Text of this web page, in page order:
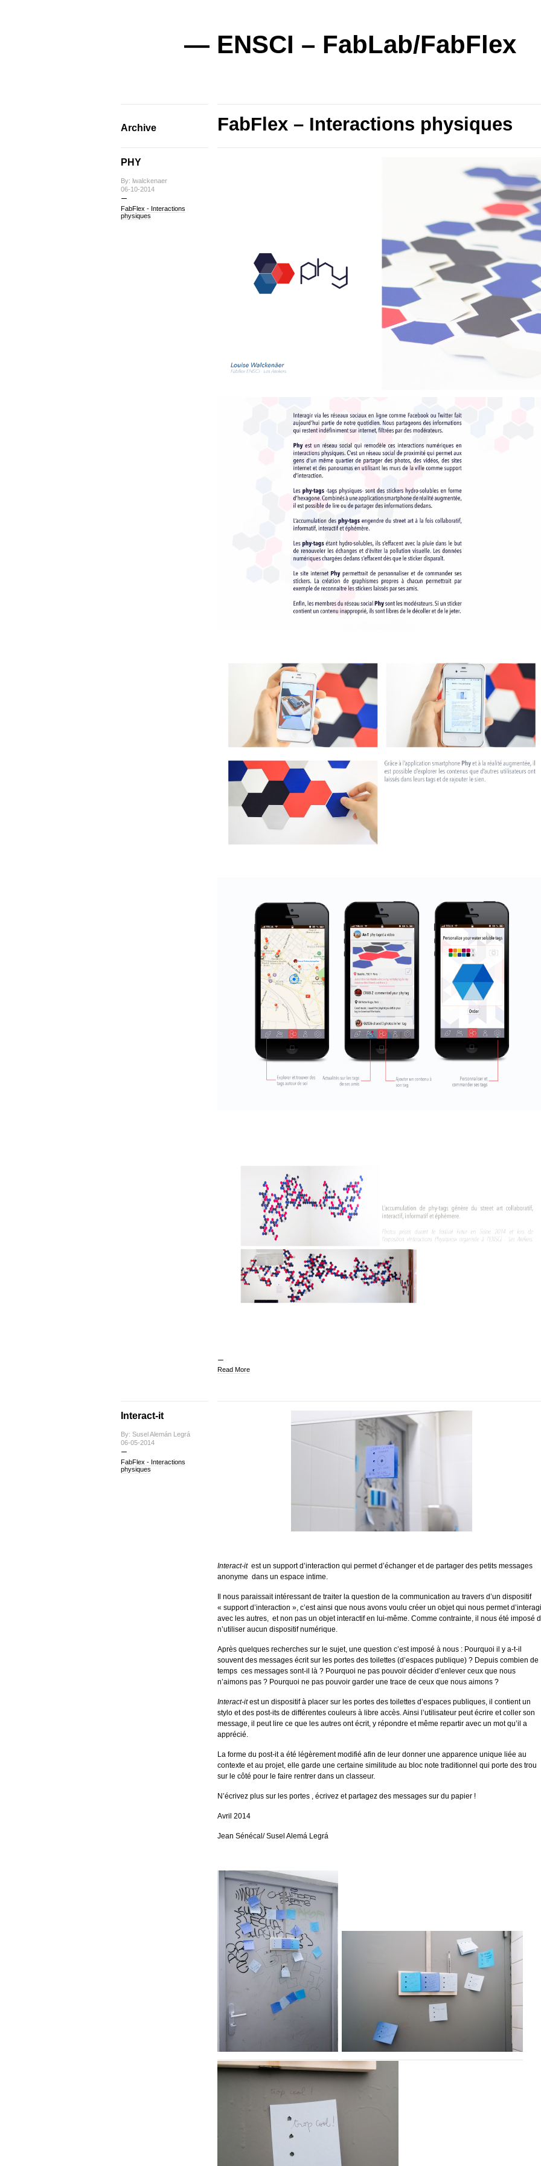
— ENSCI – FabLab/FabFlex
Archive FabFlex – Interactions physiques
PHY
By: lwalckenaer
06-10-2014
FabFlex - Interactions
physiques
Read More
Interact-it
By: Susel Alemán Legrá
06-05-2014
FabFlex - Interactions
physiques
Interact-itest un support d’interaction qui permet d’échanger et de partager des petits messages
anonyme dans un espace intime.
Il nous paraissait intéressant de traiter la question de la communication au travers d’un dispositif
« support d’interaction », c’est ainsi que nous avons voulu créer un objet qui nous permet
avec les autres, et non pas un objet interactif en lui-même. Comme contrainte, il nous été imposé
n’utiliser aucun dispositif numérique.
Après quelques recherches sur le sujet, une question c’est imposé à nous : Pourquoi il y a-t-il
souvent des messages écrit sur les portes des toilettes (d’espaces publique) ? Depuis combien de
temps ces messages sont-il là ? Pourquoi ne pas pouvoir décider d’enlever ceux que nous
n’aimons pas ? Pourquoi ne pas pouvoir garder une trace de ceux que nous aimons ?
Interact-itest un dispositif à placer sur les portes des toilettes d’espaces publiques, il contient un
stylo et des post-its de différentes couleurs à libre accès. Ainsi l’utilisateur peut écrire et coller son
message, il peut lire ce que les autres ont écrit, y répondre et même repartir avec un mot qu’il a
apprécié.
La forme du post-it a été légèrement modifié afin de leur donner une apparence unique liée au
contexte et au projet, elle garde une certaine similitude au bloc note traditionnel qui porte des trou
sur le côté pour le faire rentrer dans un classeur.
N’écrivez plus sur les portes , écrivez et partagez des messages sur du papier !
Avril 2014
Jean Sénécal/ Susel Alemá Legrá